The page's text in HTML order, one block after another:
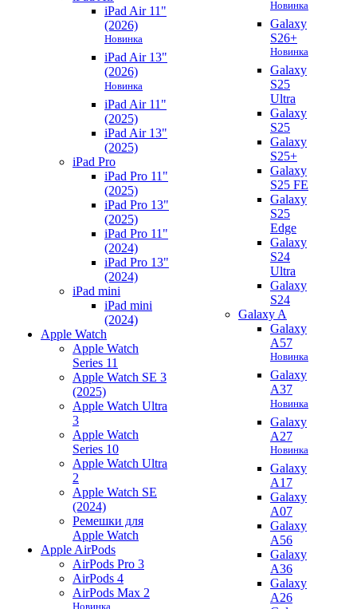
iPad Air 11"
(2026)
Новинка
iPad Air 13"
(2026)
Новинка
iPad Air 11"
(2025)
iPad Air 13"
(2025)
iPad Pro
iPad Pro 11"
(2025)
iPad Pro 13"
(2025)
iPad Pro 11"
(2024)
iPad Pro 13"
(2024)
iPad mini
iPad mini
(2024)
Apple Watch
Apple Watch
Series 11
Apple Watch SE 3
(2025)
Apple Watch Ultra
3
Apple Watch
Series 10
Apple Watch Ultra
2
Apple Watch SE
(2024)
Ремешки для
Apple Watch
Apple AirPods
AirPods Pro 3
AirPods 4
AirPods Max 2
Новинка
Новинка
Galaxy
S26+
Новинка
Galaxy
S25
Ultra
Galaxy
S25
Galaxy
S25+
Galaxy
S25 FE
Galaxy
S25
Edge
Galaxy
S24
Ultra
Galaxy
S24
Galaxy A
Galaxy
A57
Новинка
Galaxy
A37
Новинка
Galaxy
A27
Новинка
Galaxy
A17
Galaxy
A07
Galaxy
A56
Galaxy
A36
Galaxy
A26